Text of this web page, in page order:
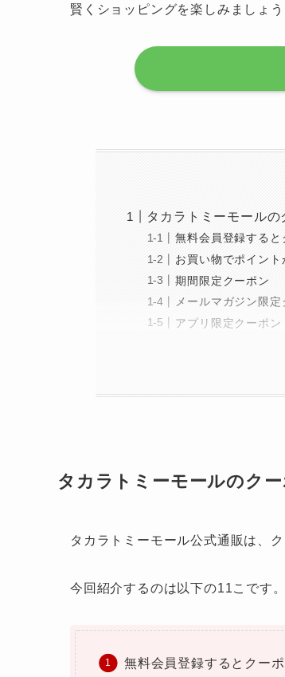
賢くショッピングを楽しみましょう
タカラトミーモール
無料会員登録する
お買い物でポイント
期間限定クーポン
メールマガジン限定
アプリ限定クーポン
タカラトミーモールのク
タカラトミーモール公式通販は、
今回紹介するのは以下の11こです。
無料会員登録するとクー